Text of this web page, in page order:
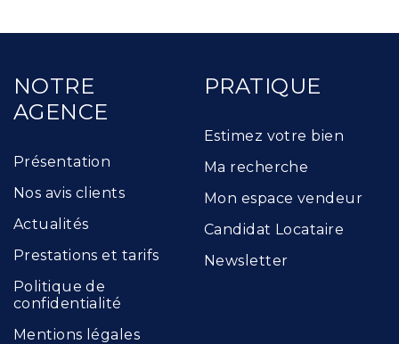
NOTRE
AGENCE
Présentation
Nos avis clients
Actualités
Prestations et tarifs
Politique de
confidentialité
Mentions légales
PRATIQUE
Estimez votre bien
Ma recherche
Mon espace vendeur
Candidat Locataire
Newsletter